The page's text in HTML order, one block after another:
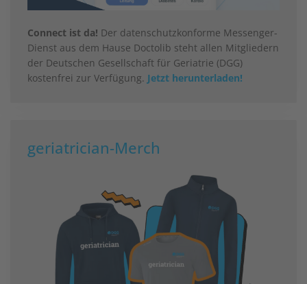
Connect ist da! Der datenschutzkonforme Messenger-
Dienst aus dem Hause Doctolib steht allen Mitgliedern
der Deutschen Gesellschaft für Geriatrie (DGG)
kostenfrei zur Verfügung. Jetzt herunterladen!
geriatrician-Merch